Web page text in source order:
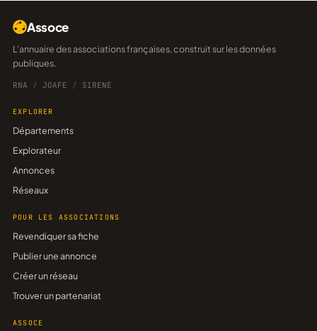
Assoce
L'annuaire des associations françaises, construit sur les données
publiques.
RNA / JOAFE / SIRENE
EXPLORER
Départements
Explorateur
Annonces
Réseaux
POUR LES ASSOCIATIONS
Revendiquer sa fiche
Publier une annonce
Créer un réseau
Trouver un partenariat
ASSOCE